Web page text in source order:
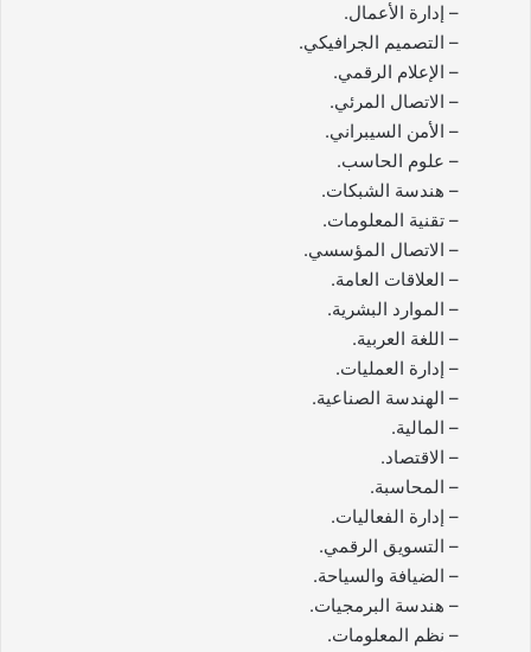
– إدارة الأعمال.
– التصميم الجرافيكي.
– الإعلام الرقمي.
– الاتصال المرئي.
– الأمن السيبراني.
– علوم الحاسب.
– هندسة الشبكات.
– تقنية المعلومات.
– الاتصال المؤسسي.
– العلاقات العامة.
– الموارد البشرية.
– اللغة العربية.
– إدارة العمليات.
– الهندسة الصناعية.
– المالية.
– الاقتصاد.
– المحاسبة.
– إدارة الفعاليات.
– التسويق الرقمي.
– الضيافة والسياحة.
– هندسة البرمجيات.
– نظم المعلومات.